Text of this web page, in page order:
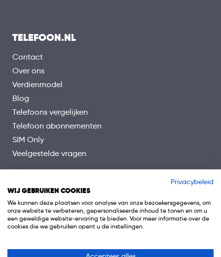
TELEFOON.NL
Contact
Over ons
Verdienmodel
Blog
Telefoons vergelijken
Telefoon abonnementen
SIM Only
Veelgestelde vragen
Privacybeleid
WIJ GEBRUIKEN COOKIES
We kunnen deze plaatsen voor analyse van onze bezoekersgegevens, om
onze website te verbeteren, gepersonaliseerde inhoud te tonen en om u
een geweldige website-ervaring te bieden. Voor meer informatie over de
cookies die we gebruiken opent u de instellingen.